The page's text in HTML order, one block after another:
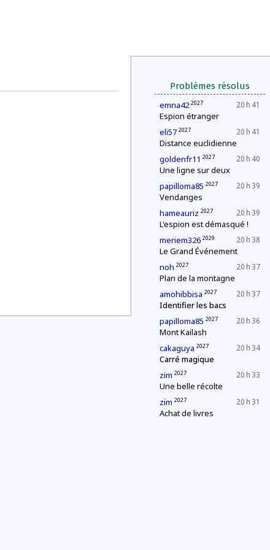
Problèmes résolus
20 h 41
emna42 2027
Espion étranger
20 h 41
eli57 2027
Distance euclidienne
20 h 40
goldenfr11 2027
Une ligne sur deux
20 h 39
papilloma85 2027
Vendanges
20 h 39
hameauriz 2027
L'espion est démasqué !
20 h 38
meriem326 2029
Le Grand Événement
20 h 37
noh 2027
Plan de la montagne
20 h 37
amohibbisa 2027
Identifier les bacs
20 h 36
papilloma85 2027
Mont Kailash
20 h 34
cakaguya 2027
Carré magique
20 h 33
zim 2027
Une belle récolte
20 h 31
zim 2027
Achat de livres